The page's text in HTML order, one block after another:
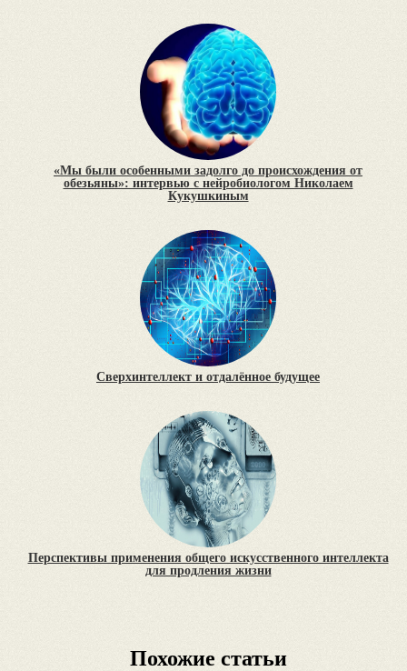
«Мы были особенными задолго до происхождения от
обезьяны»: интервью с нейробиологом Николаем
Кукушкиным
Сверхинтеллект и отдалённое будущее
Перспективы применения общего искусственного интеллекта
для продления жизни
Похожие статьи